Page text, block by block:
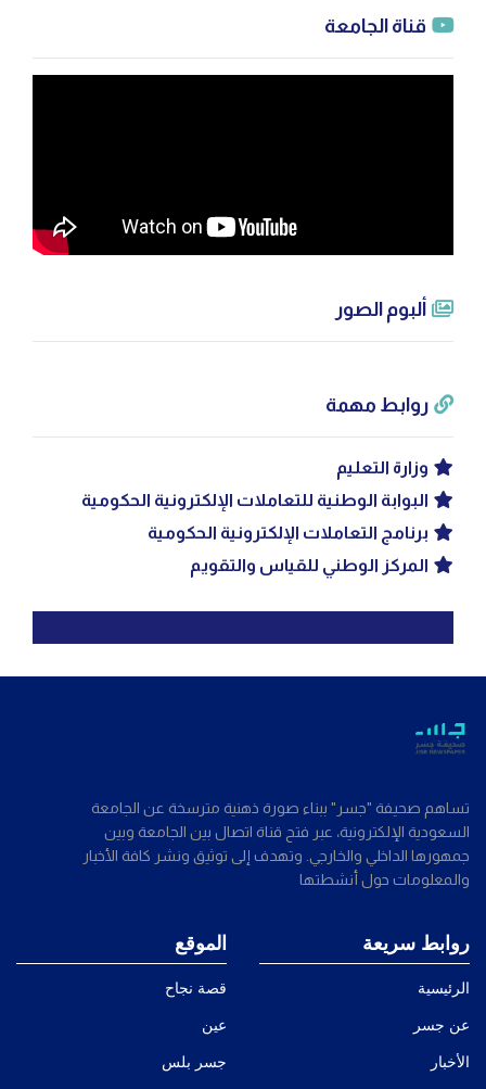
قناة الجامعة
ألبوم الصور
روابط مهمة
وزارة التعليم
البوابة الوطنية للتعاملات الإلكترونية الحكومية
برنامج التعاملات الإلكترونية الحكومية
المركز الوطني للقياس والتقويم
تساهم صحيفة "جسر" ببناء صورة ذهنية مترسخة عن الجامعة
السعودية الإلكترونية، عبر فتح قناة اتصال بين الجامعة وبين
جمهورها الداخلي والخارجي. وتهدف إلى توثيق ونشر كافة الأخبار
والمعلومات حول أنشطتها
روابط سريعة
الرئيسية
عن جسر
الأخبار
الموقع
قصة نجاح
عين
جسر بلس